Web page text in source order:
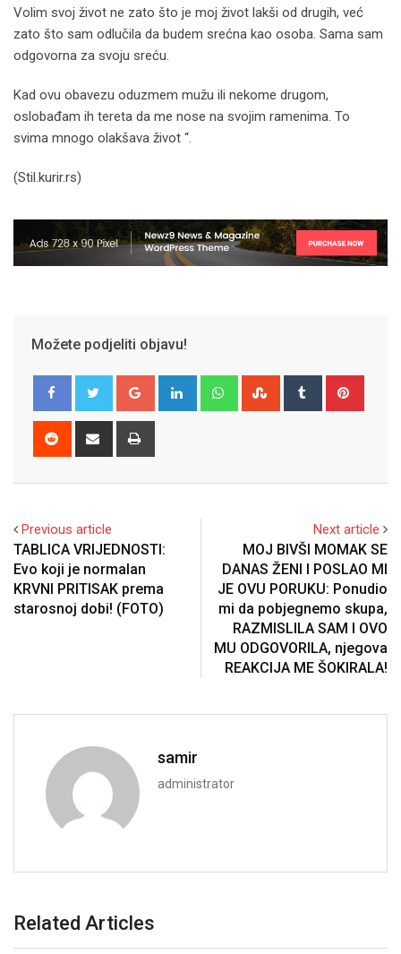
Volim svoj život ne zato što je moj život lakši od drugih, već
zato što sam odlučila da budem srećna kao osoba. Sama sam
odgovorna za svoju sreću.
Kad ovu obavezu oduzmem mužu ili nekome drugom,
oslobađam ih tereta da me nose na svojim ramenima. To
svima mnogo olakšava život “.
(Stil.kurir.rs)
Možete podjeliti objavu!
Google+ LinkedIn WhatsappStumbleUpon
Tumblr
Reddit
Share
Previous article
TABLICA VRIJEDNOSTI:
Evo koji je normalan
KRVNI PRITISAK prema
starosnoj dobi! (FOTO)
Next article
MOJ BIVŠI MOMAK SE
DANAS ŽENI I POSLAO MI
JE OVU PORUKU: Ponudio
mi da pobjegnemo skupa,
RAZMISLILA SAM I OVO
MU ODGOVORILA, njegova
REAKCIJA ME ŠOKIRALA!
samir
administrator
Related Articles